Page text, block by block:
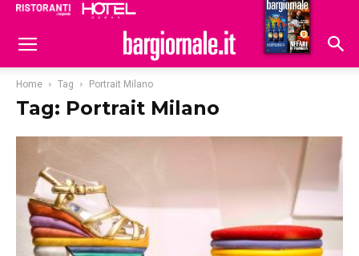
Hoteldomani
Home Tag Portrait Milano
Tag: Portrait Milano